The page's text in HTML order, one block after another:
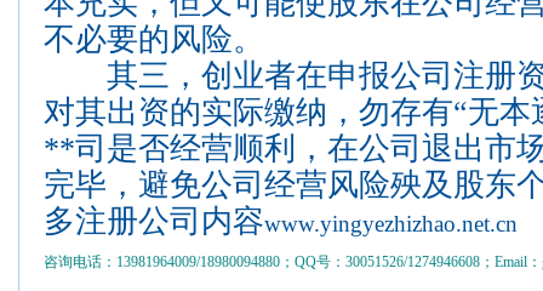
不必要的风险。
其三，创业者在申报公司注册
对其出资的实际缴纳，勿存有“无
**司是否经营顺利，在公司退出市
完毕，避免公司经营风险殃及股东
多注册公司内容www.yingyezhizhao.net.cn
咨询电话：13981964009/18980094880；QQ号：30051526/1274946608；Email